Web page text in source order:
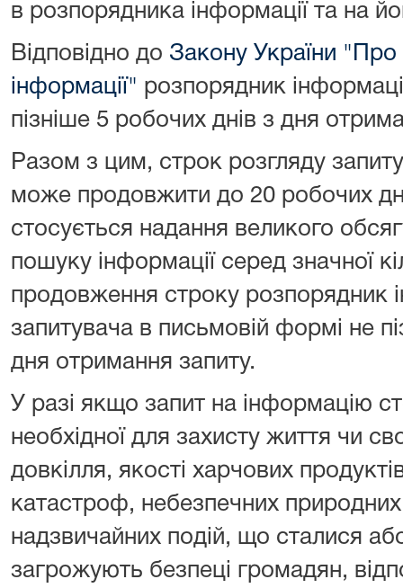
в розпорядника інформації та на
Відповідно до Закону України "Про
інформації" розпорядник
пізніше 5 робочих днів з дня
Разом з цим, строк розгляду
може продовжити до 20 робочих
стосується надання великого
пошуку інформації серед значної
продовження строку розпорядник
запитувача в письмовій формі не
дня отримання запиту.
У разі якщо запит на інформацію
необхідної для захисту життя чи
довкілля, якості харчових
катастроф, небезпечних
надзвичайних подій, що сталися
загрожують безпеці громадян,